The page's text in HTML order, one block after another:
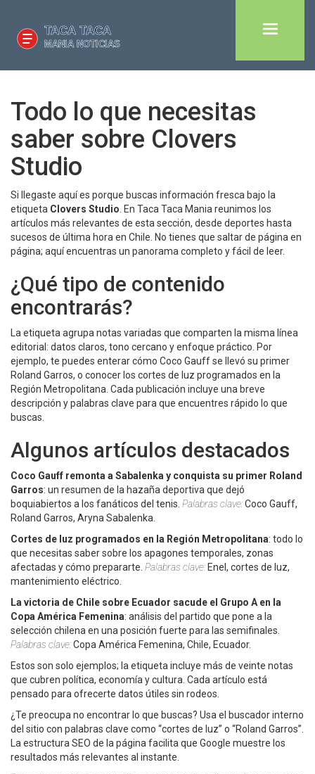
Todo lo que necesitas
saber sobre Clovers
Studio
Si llegaste aquí es porque buscas información fresca bajo la
etiqueta Clovers Studio . En Taca Taca Mania reunimos los
artículos más relevantes de esta sección, desde deportes hasta
sucesos de última hora en Chile. No tienes que saltar de página en
página; aquí encuentras un panorama completo y fácil de leer.
¿Qué tipo de contenido
encontrarás?
La etiqueta agrupa notas variadas que comparten la misma línea
editorial: datos claros, tono cercano y enfoque práctico. Por
ejemplo, te puedes enterar cómo Coco Gauff se llevó su primer
Roland Garros, o conocer los cortes de luz programados en la
Región Metropolitana. Cada publicación incluye una breve
descripción y palabras clave para que encuentres rápido lo que
buscas.
Algunos artículos destacados
Coco Gauff remonta a Sabalenka y conquista su primer Roland
Garros: un resumen de la hazaña deportiva que dejó
boquiabiertos a los fanáticos del tenis. Palabras clave:Coco Gauff,
Roland Garros, Aryna Sabalenka.
Cortes de luz programados en la Región Metropolitana: todo lo
que necesitas saber sobre los apagones temporales, zonas
afectadas y cómo prepararte. Palabras clave: Enel, cortes de luz,
mantenimiento eléctrico.
La victoria de Chile sobre Ecuador sacude el Grupo A en la
Copa América Femenina: análisis del partido que pone a la
selección chilena en una posición fuerte para las semifinales.
Palabras clave:Copa América Femenina, Chile, Ecuador.
Estos son solo ejemplos; la etiqueta incluye más de veinte notas
que cubren política, economía y cultura. Cada artículo está
pensado para ofrecerte datos útiles sin rodeos.
¿Te preocupa no encontrar lo que buscas? Usa el buscador interno
del sitio con palabras clave como “cortes de luz” o “Roland Garros”.
La estructura SEO de la página facilita que Google muestre los
resultados más relevantes al instante.